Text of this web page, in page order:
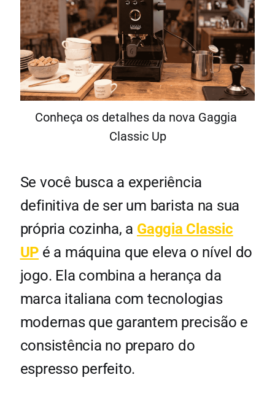
Conheça os detalhes da nova Gaggia
Classic Up
Se você busca a experiência
definitiva de ser um barista na sua
própria cozinha, a Gaggia Classic
UP é a máquina que eleva o nível do
jogo. Ela combina a herança da
marca italiana com tecnologias
modernas que garantem precisão e
consistência no preparo do
espresso perfeito.